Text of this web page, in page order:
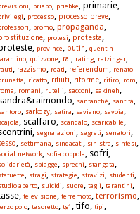
, priapo, priebke, primarie,
, processo, processo breve,
, promo, propaganda,
, protesi, protesta,
province, putin, quentin
, quizzone, rai, rating, ratzinger,
, razzismo, reati, referendum, renato
, ricatto, rifiuti, riforme, ritiro, rom,
, romani, rutelli, sacconi, sakineh,
santanché, santità,
, sarkozy, satira, saviano, savoia,
, scalfaro, scandalo, scaricabile,
segnalazioni, segreti, senatori,
, settimana, sindacati, sinistra, sintesi,
network, sofia coppola, sofri,
, spiagge, sprechi, stangata,
, stragi, strategie, stravizi, studenti,
aperto, suicidi, suore, tagli, tarantini,
televisione, terremoto, terrorismo,
polo, tesoretto, tg1 , tifo, tipi,